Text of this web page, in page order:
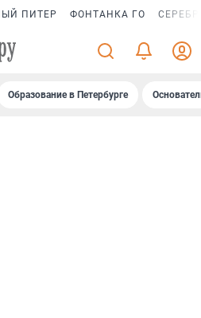
ПИТЕР ФОНТАНКА ГО
Образование в Петербурге